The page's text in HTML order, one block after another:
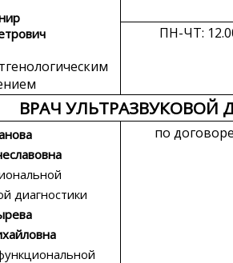
ПН-ЧТ:
ВРАЧ УЛЬТРАЗВУКОВОЙ
диагностики
по